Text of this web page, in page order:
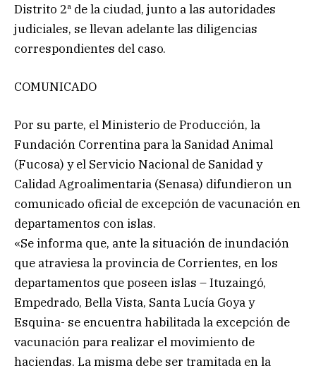
Distrito 2ª de la ciudad, junto a las autoridades
judiciales, se llevan adelante las diligencias
correspondientes del caso.
COMUNICADO
Por su parte, el Ministerio de Producción, la
Fundación Correntina para la Sanidad Animal
(Fucosa) y el Servicio Nacional de Sanidad y
Calidad Agroalimentaria (Senasa) difundieron un
comunicado oficial de excepción de vacunación en
departamentos con islas.
«Se informa que, ante la situación de inundación
que atraviesa la provincia de Corrientes, en los
departamentos que poseen islas – Ituzaingó,
Empedrado, Bella Vista, Santa Lucía Goya y
Esquina- se encuentra habilitada la excepción de
vacunación para realizar el movimiento de
haciendas. La misma debe ser tramitada en la